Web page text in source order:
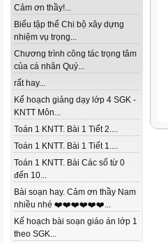
Cảm ơn thầy!...
Biểu tập thể Chi bộ xây dựng
nhiệm vụ trọng...
Chương trình công tác trọng tâm
của cá nhân Quý...
rất hay...
Kế hoạch giảng dạy lớp 4 SGK -
KNTT Môn...
Toán 1 KNTT. Bài 1 Tiết 2....
Toán 1 KNTT. Bài 1 Tiết 1....
Toán 1 KNTT. Bài Các số từ 0
đến 10...
Bài soạn hay. Cảm ơn thầy Nam
nhiều nhé ❤️❤️❤️❤️❤️❤️...
Kế hoạch bài soạn giáo án lớp 1
theo SGK...